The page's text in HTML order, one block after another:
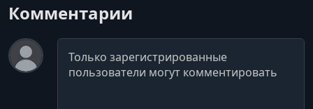
Комментарии
Комментарий